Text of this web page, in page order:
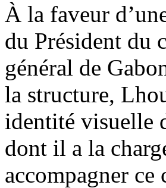
À la faveur
du Président du
général de
la structure,
identité visuelle
dont il a la
accompagner ce